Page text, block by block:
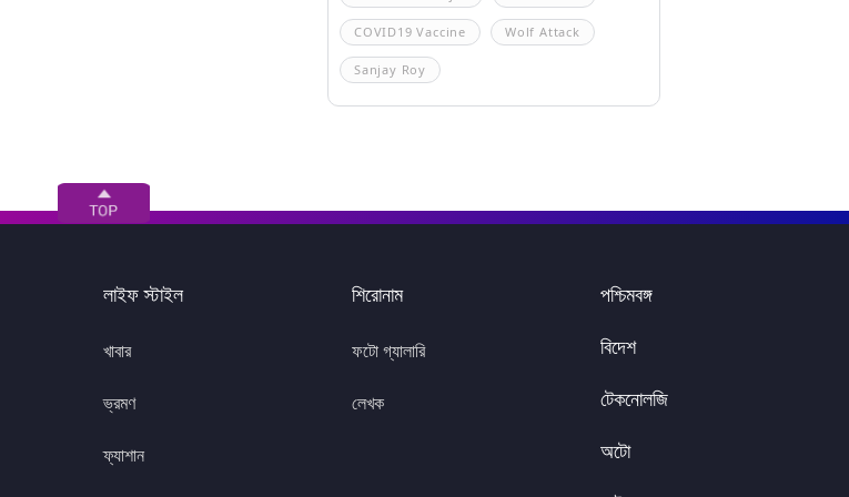
COVID19 Vaccine Wolf Attack
Sanjay Roy
লাইফ স্টাইল
খাবার
ভ্রমণ
ফ্যাশান
শিরোনাম
ফটো গ্যালারি
লেখক
পশ্চিমবঙ্গ
বিদেশ
টেকনোলজি
অটো